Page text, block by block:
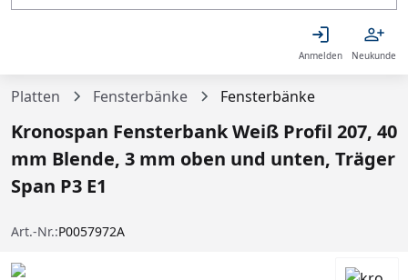
Anmelden Neukunde
Platten Fensterbänke Fensterbänke
Kronospan Fensterbank Weiß Profil 207, 40
mm Blende, 3 mm oben und unten, Träger
Span P3 E1
Art.-Nr.:P0057972A